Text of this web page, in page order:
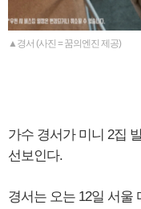
▲경서 (사진 = 꿈의엔진 제공)
가수 경서가 미니 2집
선보인다.
경서는 오는 12일 서울